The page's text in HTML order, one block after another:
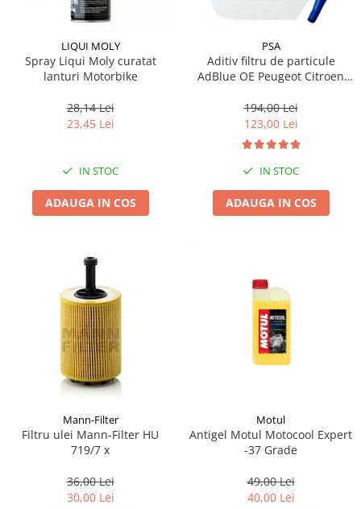
LIQUI MOLY
Spray Liqui Moly curatat
lanturi Motorbike
28,14 Lei
23,45 Lei
IN STOC
ADAUGA IN COS
PSA
Aditiv filtru de particule
AdBlue OE Peugeot Citroen
194,00 Lei
123,00 Lei
IN STOC
ADAUGA IN COS
Mann-Filter
Filtru ulei Mann-Filter HU
719/7 x
36,00 Lei
30,00 Lei
Motul
Antigel Motul Motocool Expert
-37 Grade
49,00 Lei
40,00 Lei